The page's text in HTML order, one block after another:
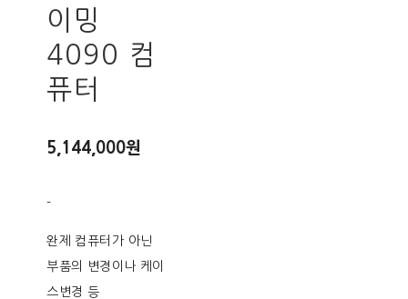
이밍
4090 컴
퓨터
5,144,000원
-
완제 컴퓨터가 아닌
부품의 변경이나 케이
스변경 등